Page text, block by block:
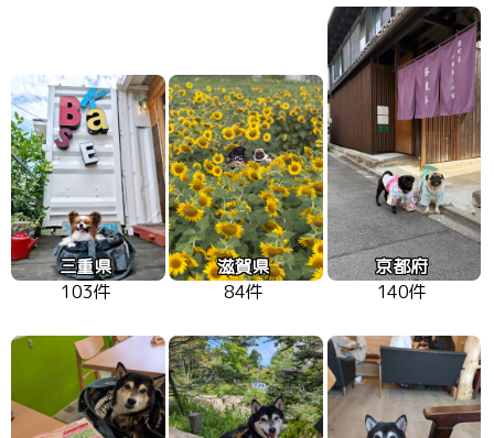
三重県
103件
滋賀県
84件
京都府
140件